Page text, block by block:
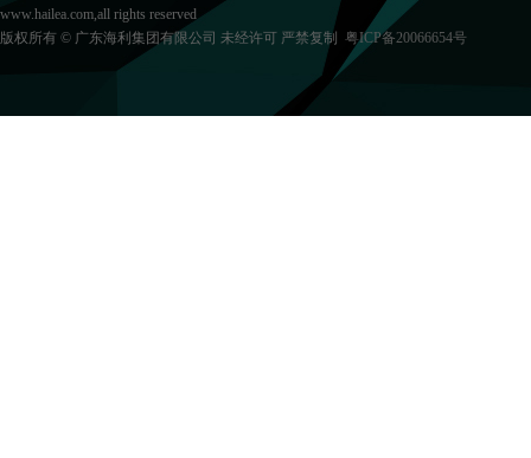
www.hailea.com,all rights reserved
版权所有 © 广东海利集团有限公司 未经许可 严禁复制 粤ICP备20066654号